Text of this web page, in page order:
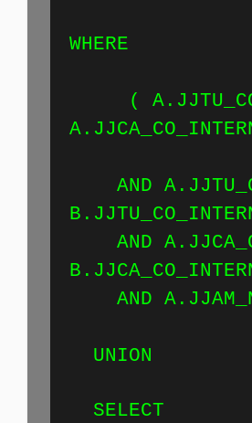
(
AND
AND
AND
UNION
SELECT